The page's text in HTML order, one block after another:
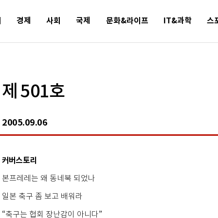
경제 사회 국제 문화&라이프 IT&과학 스
제 501호
2005.09.06
커버스토리
본프레레는 왜 동네북 되었나
일본 축구 좀 보고 배워라
“축구는 협회 장난감이 아니다”